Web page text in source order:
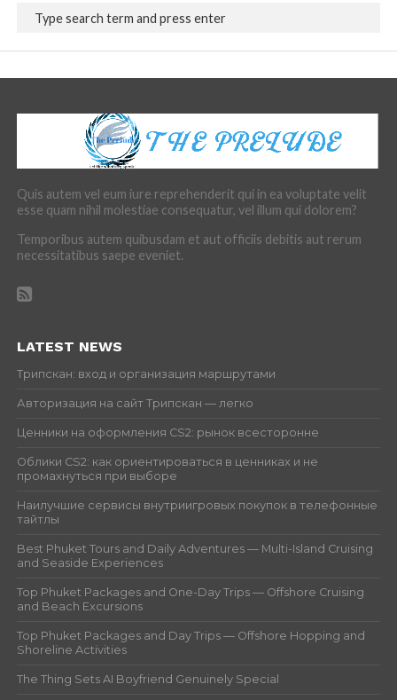
Quis autem vel eum iure reprehenderit qui in ea voluptate velit
esse quam nihil molestiae consequatur, vel illum qui dolorem?
Temporibus autem quibusdam et aut officiis debitis aut rerum
necessitatibus saepe eveniet.
LATEST NEWS
Трипскан: вход и организация маршрутами
Авторизация на сайт Трипскан — легко
Ценники на оформления CS2: рынок всесторонне
Облики CS2: как ориентироваться в ценниках и не
промахнуться при выборе
Наилучшие сервисы внутриигровых покупок в телефонные
тайтлы
Best Phuket Tours and Daily Adventures — Multi-Island Cruising
and Seaside Experiences
Top Phuket Packages and One-Day Trips — Offshore Cruising
and Beach Excursions
Top Phuket Packages and Day Trips — Offshore Hopping and
Shoreline Activities
The Thing Sets AI Boyfriend Genuinely Special